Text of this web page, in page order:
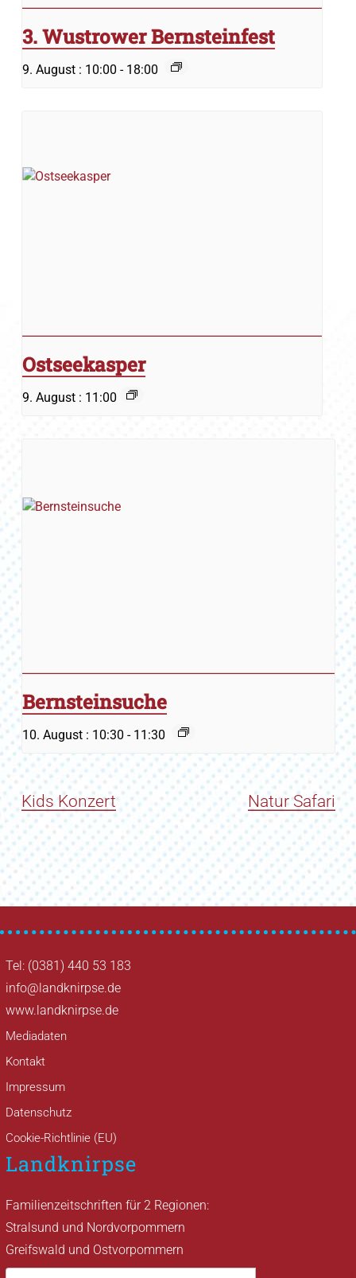
3. Wustrower Bernsteinfest
9. August : 10:00 - 18:00
Ostseekasper
9. August : 11:00
Bernsteinsuche
10. August : 10:30 - 11:30
Kids Konzert Natur Safari
Tel: (0381) 440 53 183
info@landknirpse.de
www.landknirpse.de
Mediadaten
Kontakt
Impressum
Datenschutz
Cookie-Richtlinie (EU)
Landknirpse
Familienzeitschriften für 2 Regionen:
Stralsund und Nordvorpommern
Greifswald und Ostvorpommern
Suche